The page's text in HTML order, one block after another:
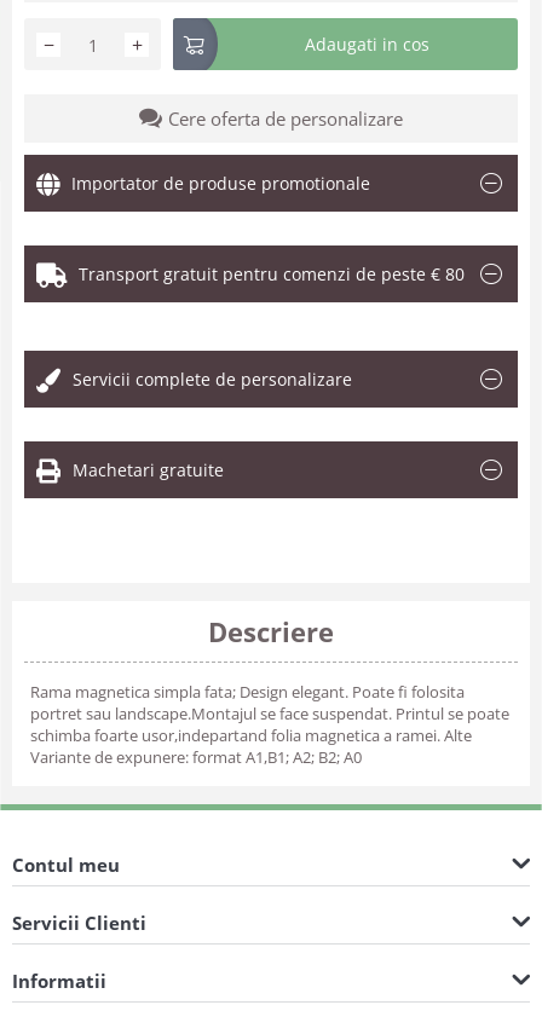
+
− Adaugati in cos
Cere oferta de personalizare
Importator de produse promotionale
Transport gratuit pentru comenzi de peste € 80
Servicii complete de personalizare
Machetari gratuite
Descriere
Rama magnetica simpla fata; Design elegant. Poate fi folosita
portret sau landscape.Montajul se face suspendat. Printul se poate
schimba foarte usor,indepartand folia magnetica a ramei. Alte
Variante de expunere: format A1,B1; A2; B2; A0
Contul meu
Servicii Clienti
Informatii